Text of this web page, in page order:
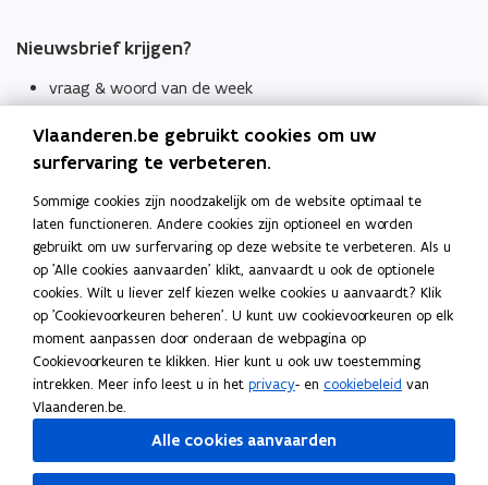
Nieuwsbrief krijgen?
vraag & woord van de week
Schrijf je in
Thema's
Taaladviezen
Spellingregels
Tips voor duidelijke taal
Bekijk ook
Spellingtests
Boek- en webwijzer
Vlaanderen.be gebruikt cookies om uw
surfervaring te verbeteren.
Sommige cookies zijn noodzakelijk om de website optimaal te
laten functioneren. Andere cookies zijn optioneel en worden
gebruikt om uw surfervaring op deze website te verbeteren. Als u
op 'Alle cookies aanvaarden' klikt, aanvaardt u ook de optionele
cookies. Wilt u liever zelf kiezen welke cookies u aanvaardt? Klik
op 'Cookievoorkeuren beheren'. U kunt uw cookievoorkeuren op elk
moment aanpassen door onderaan de webpagina op
Cookievoorkeuren te klikken. Hier kunt u ook uw toestemming
intrekken. Meer info leest u in het privacy- en cookiebeleid van
Vlaanderen.be.
Alle cookies aanvaarden